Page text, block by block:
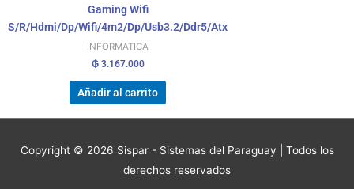
Gaming Wifi
S/R/Hdmi/Dp/Wifi/4m2/Dp/Usb3.2/Ddr5/Atx
INFORMATICA
₲3.167.000
Añadir al carrito
Copyright © 2026 Sispar - Sistemas del Paraguay | Todos los
derechos reservados